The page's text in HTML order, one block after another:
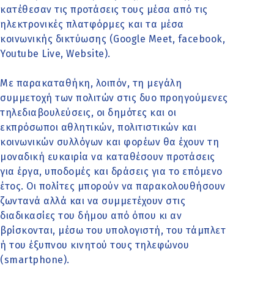
κατέθεσαν τις προτάσεις τους μέσα από τις
ηλεκτρονικές πλατφόρμες και τα μέσα
κοινωνικής δικτύωσης (Google Meet, facebook,
Youtube Live, Website).
Με παρακαταθήκη, λοιπόν, τη μεγάλη
συμμετοχή των πολιτών στις δυο προηγούμενες
τηλεδιαβουλεύσεις, οι δημότες και οι
εκπρόσωποι αθλητικών, πολιτιστικών και
κοινωνικών συλλόγων και φορέων θα έχουν τη
μοναδική ευκαιρία να καταθέσουν προτάσεις
για έργα, υποδομές και δράσεις για το επόμενο
έτος. Οι πολίτες μπορούν να παρακολουθήσουν
ζωντανά αλλά και να συμμετέχουν στις
διαδικασίες του δήμου από όπου κι αν
βρίσκονται, μέσω του υπολογιστή, του τάμπλετ
ή του έξυπνου κινητού τους τηλεφώνου
(smartphone).